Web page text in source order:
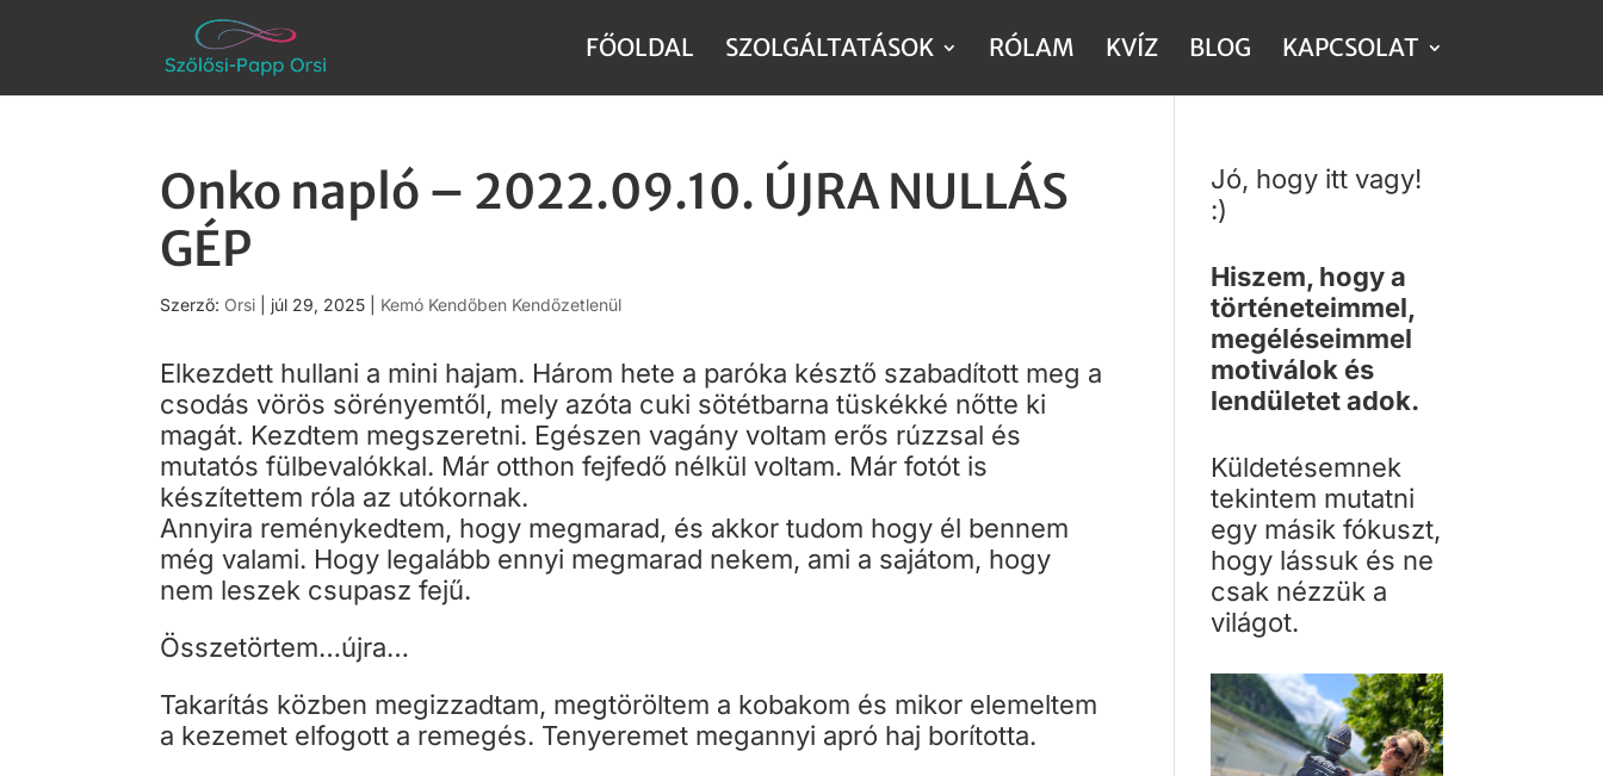
FŐOLDAL SZOLGÁLTATÁSOK RÓLAM KVÍZ BLOG KAPCSOLAT
Onko napló – 2022.09.10. ÚJRA NULLÁS
GÉP
Szerző: Orsi júl 29, 2025 Kemó Kendőben Kendőzetlenül
Elkezdett hullani a mini hajam. Három hete a paróka késztő szabadított meg a
csodás vörös sörényemtől, mely azóta cuki sötétbarna tüskékké nőtte ki
magát. Kezdtem megszeretni. Egészen vagány voltam erős rúzzsal és
mutatós fülbevalókkal. Már otthon fejfedő nélkül voltam. Már fotót is
készítettem róla az utókornak.
Annyira reménykedtem, hogy megmarad, és akkor tudom hogy él bennem
még valami. Hogy legalább ennyi megmarad nekem, ami a sajátom, hogy
nem leszek csupasz fejű.
Összetörtem…újra…
Takarítás közben megizzadtam, megtöröltem a kobakom és mikor elemeltem
a kezemet elfogott a remegés. Tenyeremet megannyi apró haj borította.
Jó, hogy itt vagy!
:)
Hiszem, hogy a
történeteimmel,
megéléseimmel
motiválok és
lendületet adok.
Küldetésemnek
tekintem mutatni
egy másik fókuszt,
hogy lássuk és ne
csak nézzük a
világot.